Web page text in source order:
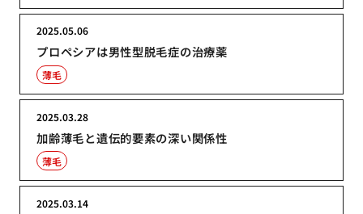
プロペシアは男性型脱毛症の治療薬
2025.05.06
薄毛
加齢薄毛と遺伝的要素の深い関係性
2025.03.28
薄毛
2025.03.14